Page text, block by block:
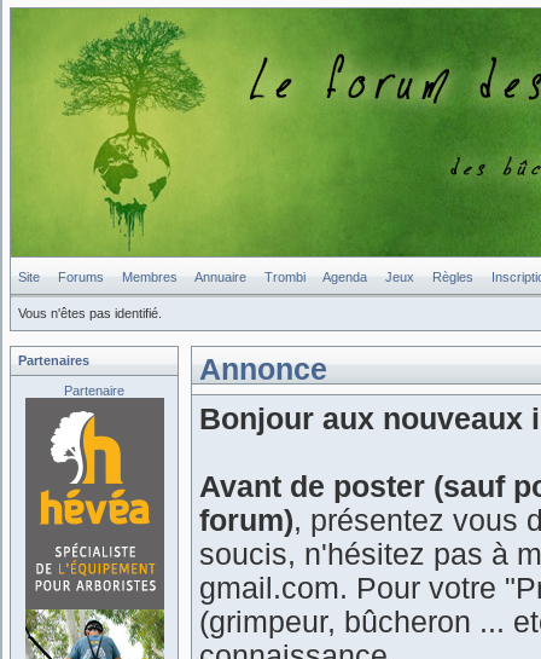
Site Forums Membres Annuaire Trombi Agenda Jeux Règles
Vous n'êtes pas identifié.
Annonce
Bonjour aux nouveaux
Avant de poster (sauf
forum), présentez vous
soucis, n'hésitez pas à
gmail.com. Pour votre
(grimpeur, bûcheron ...
Partenaires
Partenaire